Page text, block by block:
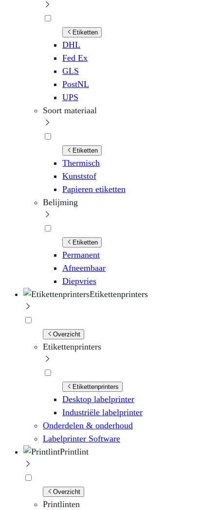
Etiketten
DHL
Fed Ex
GLS
PostNL
UPS
Soort materiaal
Etiketten
Thermisch
Kunststof
Papieren etiketten
Belijming
Etiketten
Permanent
Afneembaar
Diepvries
Etikettenprinters
Overzicht
Etikettenprinters
Etikettenprinters
Desktop labelprinter
Industriële labelprinter
Onderdelen & onderhoud
Labelprinter Software
Printlint
Overzicht
Printlinten